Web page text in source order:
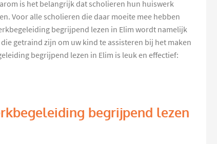
is het belangrijk dat scholieren hun huiswerk
Voor alle scholieren die daar moeite mee hebben
begrijpend lezen in Elim wordt namelijk
getraind zijn om uw kind te assisteren bij het maken
begrijpend lezen in Elim is leuk en effectief:
begrijpend lezen